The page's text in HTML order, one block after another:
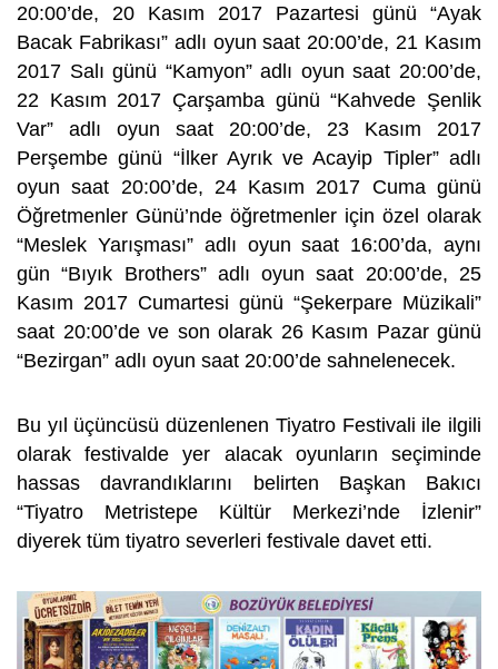
20:00’de, 20 Kasım 2017 Pazartesi günü “Ayak
Bacak Fabrikası” adlı oyun saat 20:00’de, 21 Kasım
2017 Salı günü “Kamyon” adlı oyun saat 20:00’de,
22 Kasım 2017 Çarşamba günü “Kahvede Şenlik
Var” adlı oyun saat 20:00’de, 23 Kasım 2017
Perşembe günü “İlker Ayrık ve Acayip Tipler” adlı
oyun saat 20:00’de, 24 Kasım 2017 Cuma günü
Öğretmenler Günü’nde öğretmenler için özel olarak
“Meslek Yarışması” adlı oyun saat 16:00’da, aynı
gün “Bıyık Brothers” adlı oyun saat 20:00’de, 25
Kasım 2017 Cumartesi günü “Şekerpare Müzikali”
saat 20:00’de ve son olarak 26 Kasım Pazar günü
“Bezirgan” adlı oyun saat 20:00’de sahnelenecek.
Bu yıl üçüncüsü düzenlenen Tiyatro Festivali ile ilgili
olarak festivalde yer alacak oyunların seçiminde
hassas davrandıklarını belirten Başkan Bakıcı
“Tiyatro Metristepe Kültür Merkezi’nde İzlenir”
diyerek tüm tiyatro severleri festivale davet etti.